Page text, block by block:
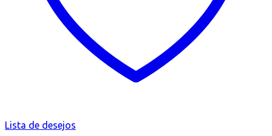
Lista de desejos